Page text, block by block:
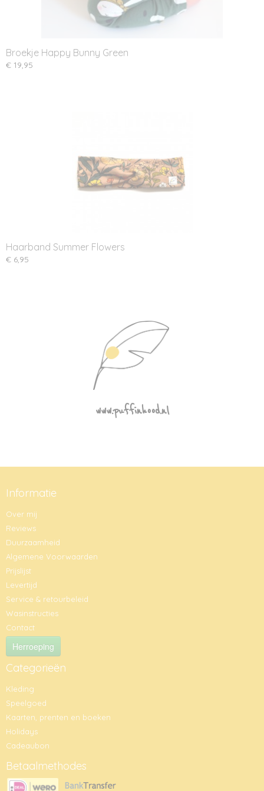
Broekje Happy Bunny Green
€ 19,95
Haarband Summer Flowers
€ 6,95
www.puffinhood.nl
Informatie
Over mij
Reviews
Duurzaamheid
Algemene Voorwaarden
Prijslijst
Levertijd
Service & retourbeleid
Wasinstructies
Contact
Herroeping
Categorieën
Kleding
Speelgoed
Kaarten, prenten en boeken
Holidays
Cadeaubon
Betaalmethodes